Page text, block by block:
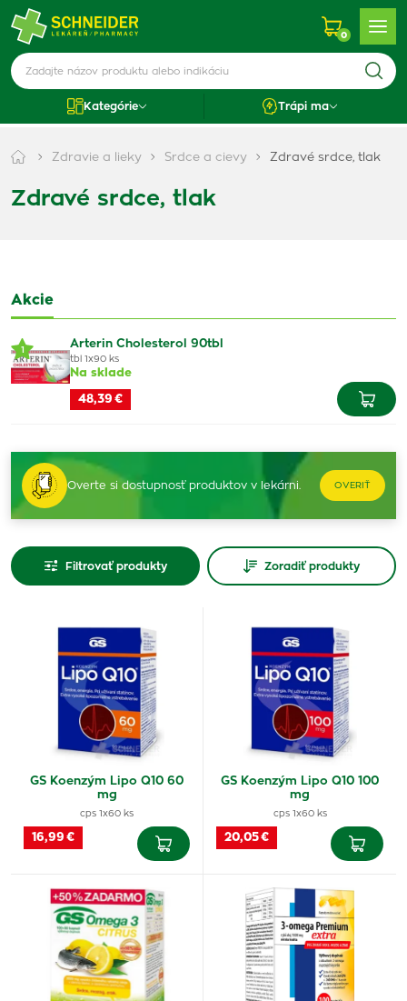
0
Kategórie Trápi ma
Zdravie a lieky Srdce a cievy Zdravé srdce, tlak
Zdravé srdce, tlak
Akcie
1 Arterin Cholesterol 90tbl
tbl 1x90 ks
Na sklade
48,39 €
Overte si dostupnosť produktov v lekárni. OVERIŤ
Filtrovať produkty Zoradiť produkty
GS Koenzým Lipo Q10 60
mg
cps 1x60 ks
16,99 €
GS Koenzým Lipo Q10 100
mg
cps 1x60 ks
20,05 €